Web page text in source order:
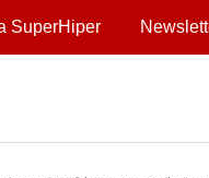
SuperHiper